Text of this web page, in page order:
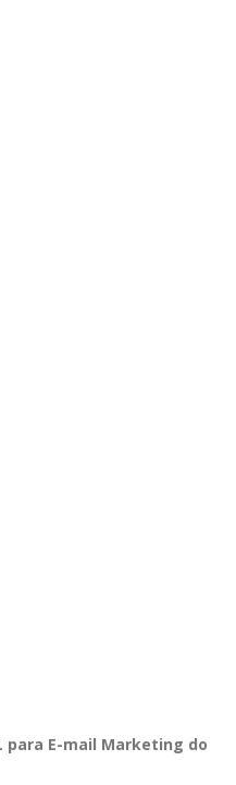
para E-mail Marketing do